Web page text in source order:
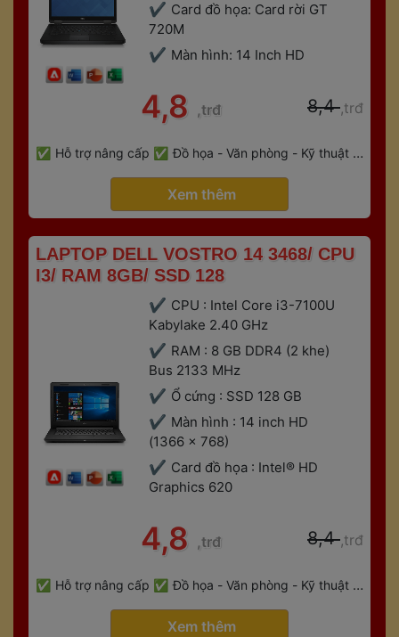
Card đồ họa: Card rời GT
720M
Màn hình: 14 Inch HD
4,8 ,trđ 8,4 ,trđ
Hỗ trợ nâng cấp
Đồ họa - Văn phòng - Kỹ thuật -
Xem thêm
LAPTOP DELL VOSTRO 14 3468/ CPU
I3/ RAM 8GB/ SSD 128
CPU : Intel Core i3-7100U
Kabylake 2.40 GHz
RAM : 8 GB DDR4 (2 khe)
Bus 2133 MHz
Ổ cứng : SSD 128 GB
Màn hình : 14 inch HD
(1366 x 768)
Card đồ họa : Intel® HD
Graphics 620
4,8 ,trđ 8,4 ,trđ
Hỗ trợ nâng cấp
Đồ họa - Văn phòng - Kỹ thuật -
Xem thêm